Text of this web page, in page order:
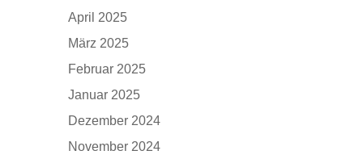
April 2025
März 2025
Februar 2025
Januar 2025
Dezember 2024
November 2024